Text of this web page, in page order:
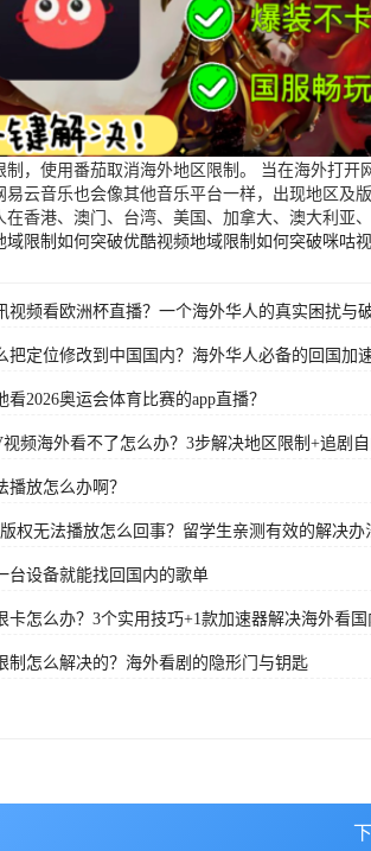
，使用番茄取消海外地区限制。 当在海外打
云音乐也会像其他音乐平台一样，出现地区
香港、澳门、台湾、美国、加拿大、澳大利亚
域限制 如何突破优酷视频地域限制 如何突破咪咕
视频看欧洲杯直播？一个海外华人的真实困扰与
把定位修改到中国国内？海外华人必备的回国加
2026奥运会体育比赛的app直播？
频海外看不了怎么办？3步解决地区限制+追剧
播放怎么办啊？
权无法播放怎么回事？留学生亲测有效的解决办
台设备就能找回国内的歌单
卡怎么办？3个实用技巧+1款加速器解决海外看
制怎么解决的？海外看剧的隐形门与钥匙